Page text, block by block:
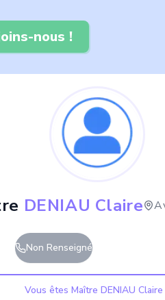
nous !
DENIAU Claire
Non Renseigné
Vous êtes Maître DENIAU Claire